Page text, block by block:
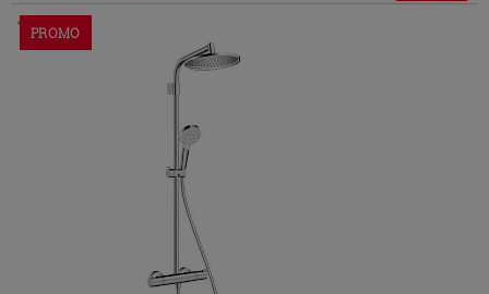
Im Geschäft oder über den Kundenservice bestellbar
PROMO